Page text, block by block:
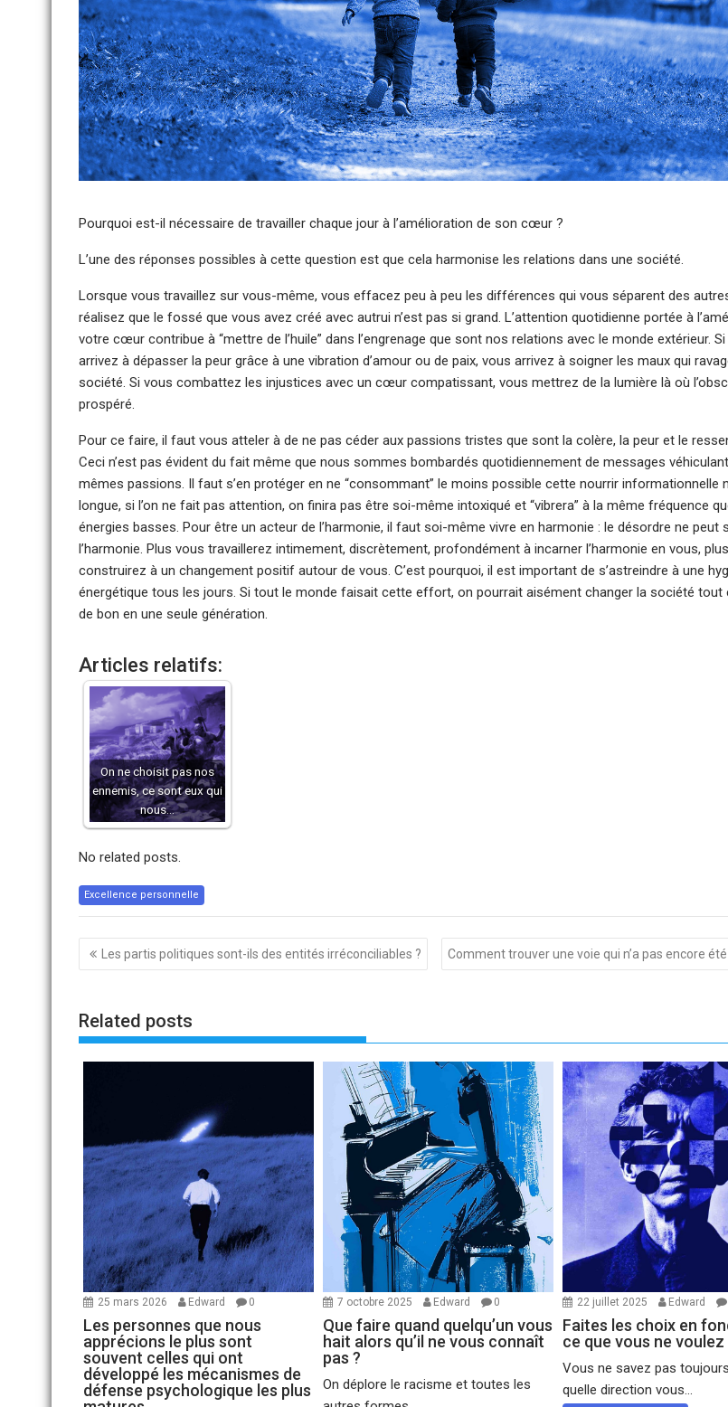
Pourquoi est-il nécessaire de travailler chaque jour à l’amélioration de son cœur ?
L’une des réponses possibles à cette question est que cela harmonise les relations dans une société.
Lorsque vous travaillez sur vous-même, vous effacez peu à peu les différences qui vous séparent des
réalisez que le fossé que vous avez créé avec autrui n’est pas si grand. L’attention quotidienne portée à
votre cœur contribue à “mettre de l’huile” dans l’engrenage que sont nos relations avec le monde extérieur.
arrivez à dépasser la peur grâce à une vibration d’amour ou de paix, vous arrivez à soigner les maux qui
société. Si vous combattez les injustices avec un cœur compatissant, vous mettrez de la lumière là où
prospéré.
Pour ce faire, il faut vous atteler à de ne pas céder aux passions tristes que sont la colère, la peur et le
Ceci n’est pas évident du fait même que nous sommes bombardés quotidiennement de messages
mêmes passions. Il faut s’en protéger en ne “consommant” le moins possible cette nourrir informationnelle
longue, si l’on ne fait pas attention, on finira pas être soi-même intoxiqué et “vibrera” à la même fréquence
énergies basses. Pour être un acteur de l’harmonie, il faut soi-même vivre en harmonie : le désordre ne peut
l’harmonie. Plus vous travaillerez intimement, discrètement, profondément à incarner l’harmonie en vous,
construirez à un changement positif autour de vous. C’est pourquoi, il est important de s’astreindre à une
énergétique tous les jours. Si tout le monde faisait cette effort, on pourrait aisément changer la société tout
de bon en une seule génération.
Articles relatifs:
On ne choisit pas nos
ennemis, ce sont eux qui
nous…
No related posts.
Excellence personnelle
Navigation
de
Les partis politiques sont-ils des entités irréconciliables ? Comment trouver une voie qui n’a pas encore
Related posts
25 mars 2026 Edward 0
Les personnes que nous
apprécions le plus sont
souvent celles qui ont
développé les mécanismes de
défense psychologique les plus
7 octobre 2025 Edward 0
Que faire quand quelqu’un vous
hait alors qu’il ne vous connaît
pas ?
On déplore le racisme et toutes les
22 juillet 2025 Edward
Faites les choix en
ce que vous ne
Vous ne savez pas
quelle direction vous...